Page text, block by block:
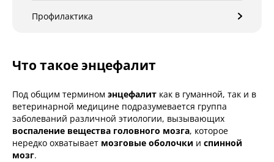
Профилактика
Что такое энцефалит
Под общим термином энцефалит как в гуманной, так и в
ветеринарной медицине подразумевается группа
заболеваний различной этиологии, вызывающих
воспаление вещества головного мозга, которое
нередко охватывает мозговые оболочки и спинной
мозг.